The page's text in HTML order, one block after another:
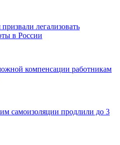
легализовать
в России
компенсации работникам
самоизоляции продлили до 3